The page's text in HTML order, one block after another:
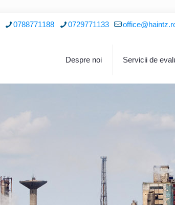
0788771188 0729771133
Despre noi Servicii de